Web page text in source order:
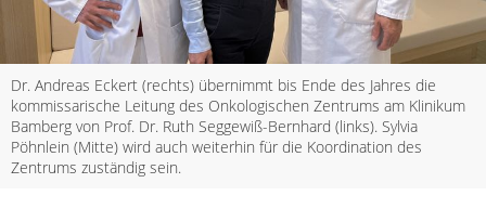
Dr. Andreas Eckert (rechts) übernimmt bis Ende des Jahres die
kommissarische Leitung des Onkologischen Zentrums am Klinikum
Bamberg von Prof. Dr. Ruth Seggewiß-Bernhard (links). Sylvia
Pöhnlein (Mitte) wird auch weiterhin für die Koordination des
Zentrums zuständig sein.